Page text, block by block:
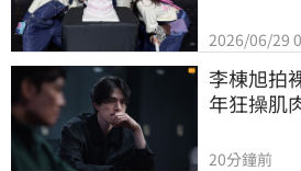
2026/06/29
李棟旭拍
年狂操肌
20分鐘前